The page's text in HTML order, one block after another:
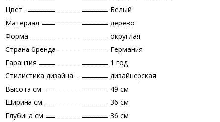
Цвет
Белый
Материал
дерево
Форма
округлая
Страна бренда
Германия
Гарантия
1 год
Стилистика дизайна
дизайнерская
Высота см
49 см
Ширина см
36 см
Глубина см
36 см